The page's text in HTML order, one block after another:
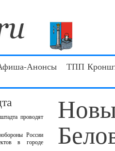
Анонсы ТПП
проводят
России
в городе